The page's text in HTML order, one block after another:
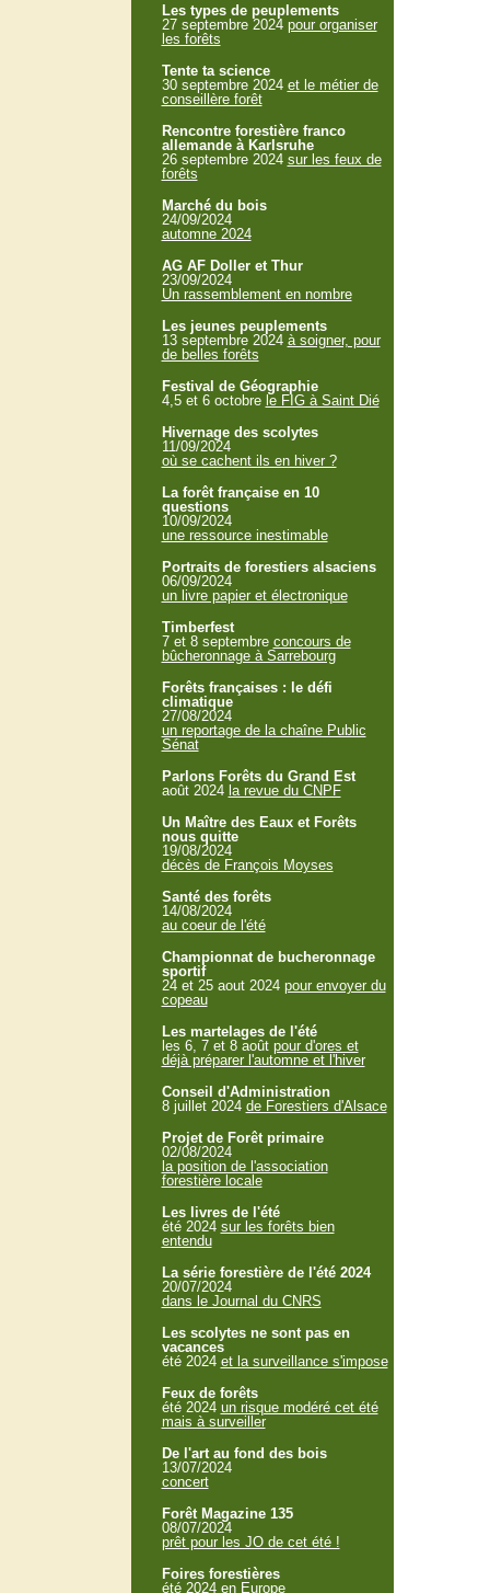
Les types de peuplements
27 septembre 2024 pour organiser
les forêts
Tente ta science
30 septembre 2024 et le métier de
conseillère forêt
Rencontre forestière franco
allemande à Karlsruhe
26 septembre 2024 sur les feux de
forêts
Marché du bois
24/09/2024
automne 2024
AG AF Doller et Thur
23/09/2024
Un rassemblement en nombre
Les jeunes peuplements
13 septembre 2024 à soigner, pour
de belles forêts
Festival de Géographie
4,5 et 6 octobre le FIG à Saint Dié
Hivernage des scolytes
11/09/2024
où se cachent ils en hiver ?
La forêt française en 10
questions
10/09/2024
une ressource inestimable
Portraits de forestiers alsaciens
06/09/2024
un livre papier et électronique
Timberfest
7 et 8 septembre concours de
bûcheronnage à Sarrebourg
Forêts françaises : le défi
climatique
27/08/2024
un reportage de la chaîne Public
Sénat
Parlons Forêts du Grand Est
août 2024 la revue du CNPF
Un Maître des Eaux et Forêts
nous quitte
19/08/2024
décès de François Moyses
Santé des forêts
14/08/2024
au coeur de l'été
Championnat de bucheronnage
sportif
24 et 25 aout 2024 pour envoyer du
copeau
Les martelages de l'été
les 6, 7 et 8 août pour d'ores et
déjà préparer l'automne et l'hiver
Conseil d'Administration
8 juillet 2024 de Forestiers d'Alsace
Projet de Forêt primaire
02/08/2024
la position de l'association
forestière locale
Les livres de l'été
été 2024 sur les forêts bien
entendu
La série forestière de l'été 2024
20/07/2024
dans le Journal du CNRS
Les scolytes ne sont pas en
vacances
été 2024 et la surveillance s'impose
Feux de forêts
été 2024 un risque modéré cet été
mais à surveiller
De l'art au fond des bois
13/07/2024
concert
Forêt Magazine 135
08/07/2024
prêt pour les JO de cet été !
Foires forestières
été 2024 en Europe